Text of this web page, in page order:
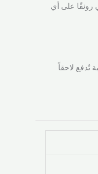
رونقًا على أي
تُدفع لاحقاً